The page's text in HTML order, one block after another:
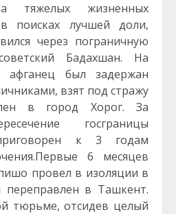
тяжелых жизненных
поисках лучшей доли,
через пограничную
Бадахшан. На
афганец был задержан
взят под стражу
в город Хорог. За
госграницы
к 3 годам
6 месяцев
провел в изоляции в
переправлен в Ташкент.
тюрьме, отсидев целый